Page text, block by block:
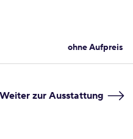
ohne Aufpreis
Weiter zur Ausstattung